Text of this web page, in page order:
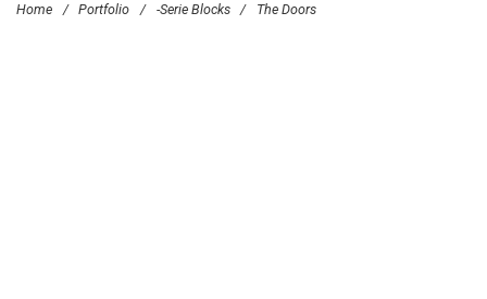
Home / Portfolio / -Serie Blocks / The Doors